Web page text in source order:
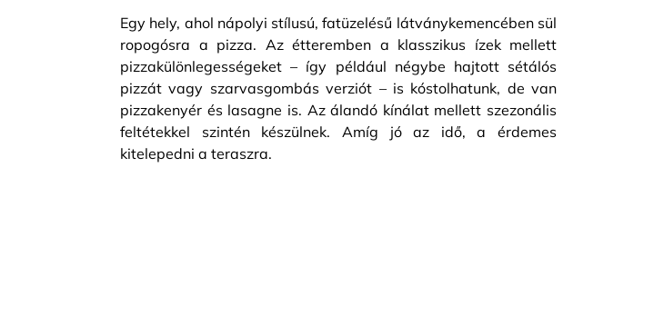
Egy hely, ahol nápolyi stílusú, fatüzelésű látványkemencében sül
ropogósra a pizza. Az étteremben a klasszikus ízek mellett
pizzakülönlegességeket – így például négybe hajtott sétálós
pizzát vagy szarvasgombás verziót – is kóstolhatunk, de van
pizzakenyér és lasagne is. Az álandó kínálat mellett szezonális
feltétekkel szintén készülnek. Amíg jó az idő, a érdemes
kitelepedni a teraszra.